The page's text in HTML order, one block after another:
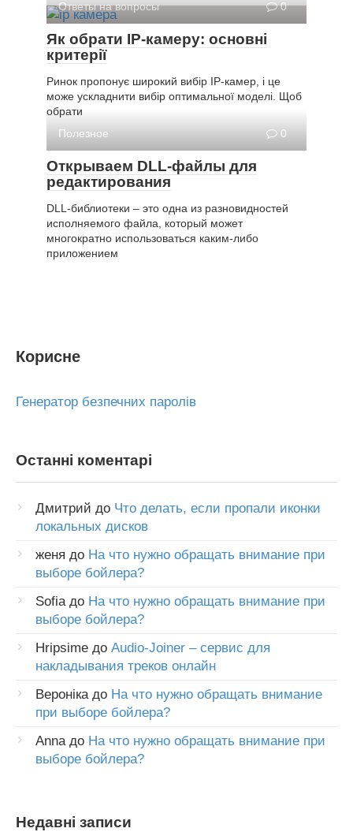
Ответы на вопросы 0
Як обрати IP-камеру: основні
критерії
Ринок пропонує широкий вибір IP-камер, і це
може ускладнити вибір оптимальної моделі. Щоб
обрати
Полезное
0
Открываем DLL-файлы для
редактирования
DLL-библиотеки – это одна из разновидностей
исполняемого файла, который может
многократно использоваться каким-либо
приложением
Корисне
Генератор безпечних паролів
Останні коментарі
Дмитрий до Что делать, если пропали иконки
локальных дисков
женя до На что нужно обращать внимание при
выборе бойлера?
Sofiaдо На что нужно обращать внимание при
выборе бойлера?
Hripsime до Audio-Joiner – сервис для
накладывания треков онлайн
Веронікадо На что нужно обращать внимание
при выборе бойлера?
Annaдо На что нужно обращать внимание при
выборе бойлера?
Недавні записи